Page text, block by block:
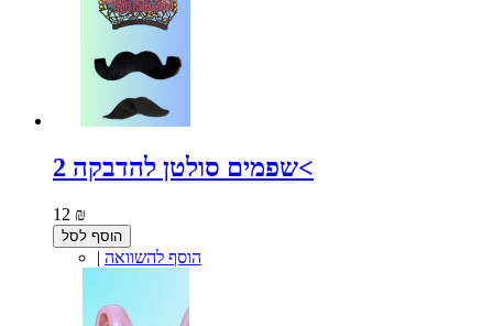
2 שפמים סולטן להדבקה<
12 ₪
הוסף לסל
| הוסף להשוואה